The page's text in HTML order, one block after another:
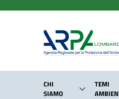
CHI
SIAMO
TEMI